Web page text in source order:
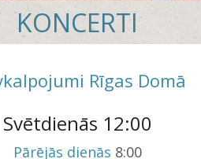
KONCERTI
Rīgas Domā
Svētdienās 12:00
Pārējās dienās 8:00